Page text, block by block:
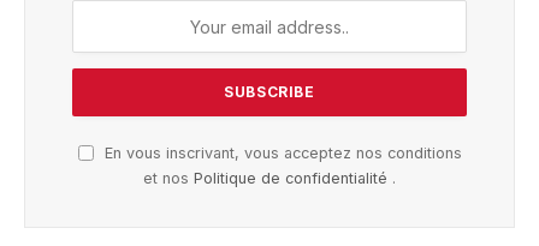
En vous inscrivant, vous acceptez nos conditions
et nos Politique de confidentialité .